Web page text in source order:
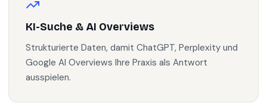
KI-Suche & AI Overviews
Strukturierte Daten, damit ChatGPT, Perplexity und
Google AI Overviews Ihre Praxis als Antwort
ausspielen.